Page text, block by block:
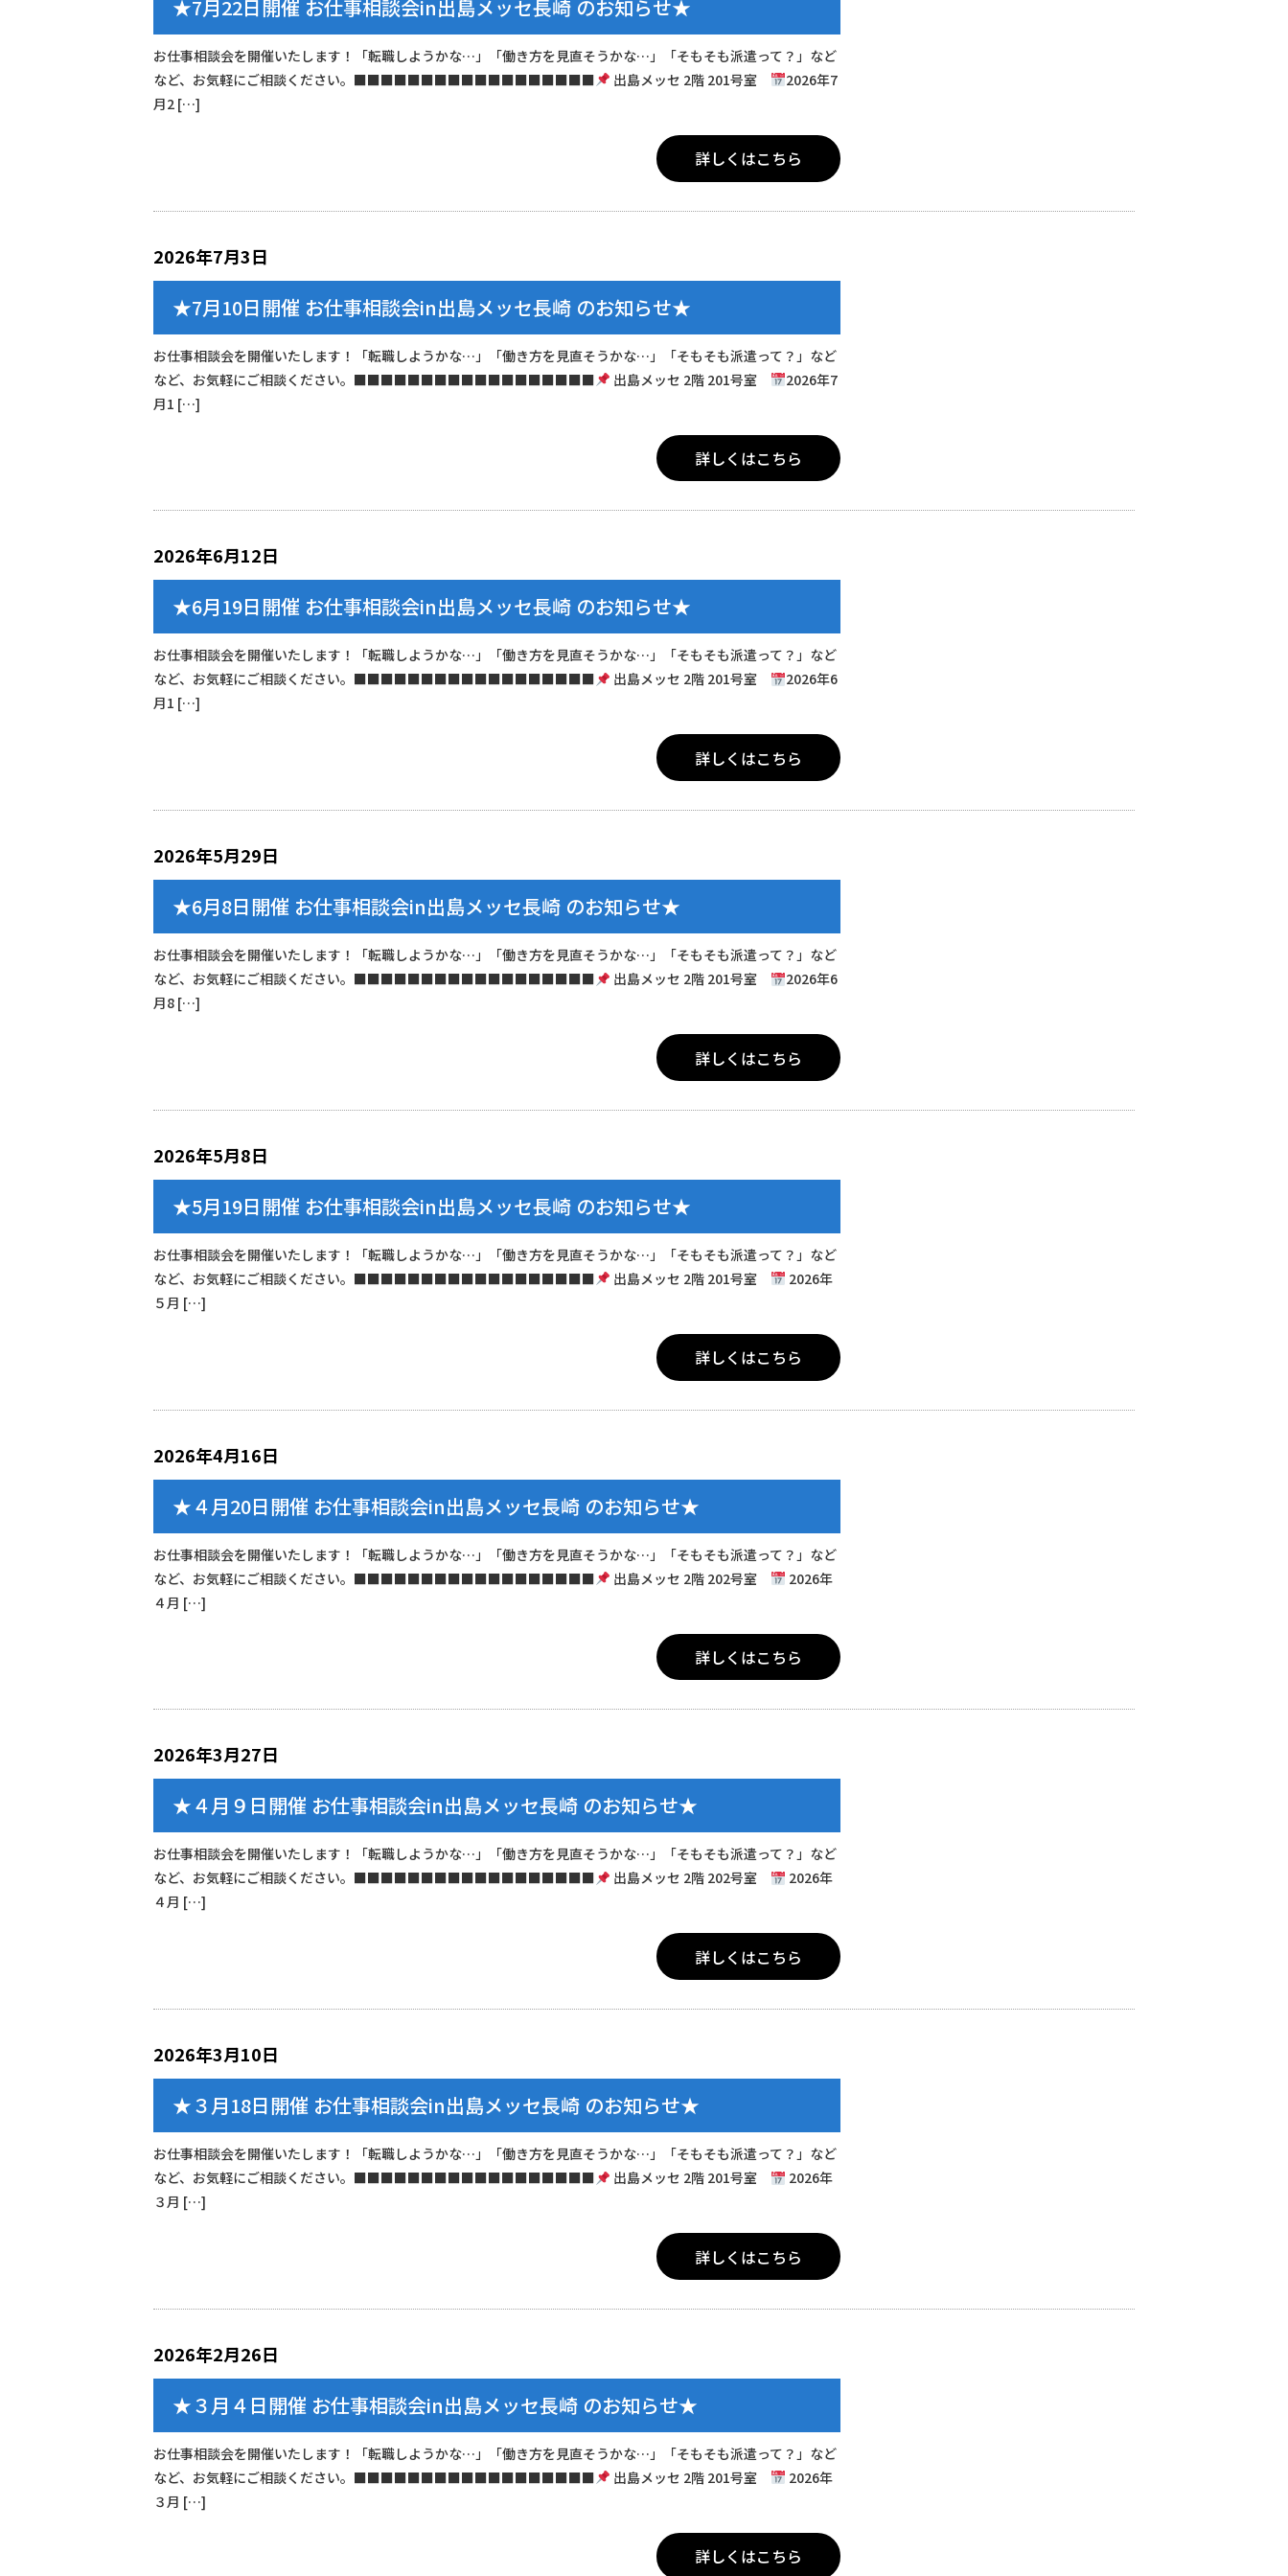
★7月22日開催 お仕事相談会in出島メッセ長崎 のお知らせ★
お仕事相談会を開催いたします！「転職しようかな…」「働き方を見直そうかな…」「そもそも派遣って？」など
など、お気軽にご相談ください。■■■■■■■■■■■■■■■■■■
出島メッセ 2階 201号室
2026年7
月2 […]
詳しくはこちら
2026年7月3日
★7月10日開催 お仕事相談会in出島メッセ長崎 のお知らせ★
お仕事相談会を開催いたします！「転職しようかな…」「働き方を見直そうかな…」「そもそも派遣って？」など
など、お気軽にご相談ください。■■■■■■■■■■■■■■■■■■
出島メッセ 2階 201号室
2026年7
月1 […]
詳しくはこちら
2026年6月12日
★6月19日開催 お仕事相談会in出島メッセ長崎 のお知らせ★
お仕事相談会を開催いたします！「転職しようかな…」「働き方を見直そうかな…」「そもそも派遣って？」など
など、お気軽にご相談ください。■■■■■■■■■■■■■■■■■■
出島メッセ 2階 201号室
2026年6
月1 […]
詳しくはこちら
2026年5月29日
★6月8日開催 お仕事相談会in出島メッセ長崎 のお知らせ★
お仕事相談会を開催いたします！「転職しようかな…」「働き方を見直そうかな…」「そもそも派遣って？」など
など、お気軽にご相談ください。■■■■■■■■■■■■■■■■■■
出島メッセ 2階 201号室
2026年6
月8 […]
詳しくはこちら
2026年5月8日
★5月19日開催 お仕事相談会in出島メッセ長崎 のお知らせ★
お仕事相談会を開催いたします！「転職しようかな…」「働き方を見直そうかな…」「そもそも派遣って？」など
など、お気軽にご相談ください。■■■■■■■■■■■■■■■■■■
出島メッセ 2階 201号室
2026年
５月 […]
詳しくはこちら
2026年4月16日
★４月20日開催 お仕事相談会in出島メッセ長崎 のお知らせ★
お仕事相談会を開催いたします！「転職しようかな…」「働き方を見直そうかな…」「そもそも派遣って？」など
など、お気軽にご相談ください。■■■■■■■■■■■■■■■■■■
出島メッセ 2階 202号室
2026年
４月 […]
詳しくはこちら
2026年3月27日
★４月９日開催 お仕事相談会in出島メッセ長崎 のお知らせ★
お仕事相談会を開催いたします！「転職しようかな…」「働き方を見直そうかな…」「そもそも派遣って？」など
など、お気軽にご相談ください。■■■■■■■■■■■■■■■■■■
出島メッセ 2階 202号室
2026年
４月 […]
詳しくはこちら
2026年3月10日
★３月18日開催 お仕事相談会in出島メッセ長崎 のお知らせ★
お仕事相談会を開催いたします！「転職しようかな…」「働き方を見直そうかな…」「そもそも派遣って？」など
など、お気軽にご相談ください。■■■■■■■■■■■■■■■■■■
出島メッセ 2階 201号室
2026年
３月 […]
詳しくはこちら
2026年2月26日
★３月４日開催 お仕事相談会in出島メッセ長崎 のお知らせ★
お仕事相談会を開催いたします！「転職しようかな…」「働き方を見直そうかな…」「そもそも派遣って？」など
など、お気軽にご相談ください。■■■■■■■■■■■■■■■■■■
出島メッセ 2階 201号室
2026年
３月 […]
詳しくはこちら